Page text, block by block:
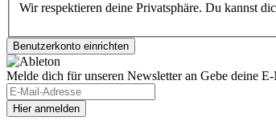
Wir respektieren deine Privatsphäre. Du kannst
Melde dich für unseren Newsletter an Gebe deine